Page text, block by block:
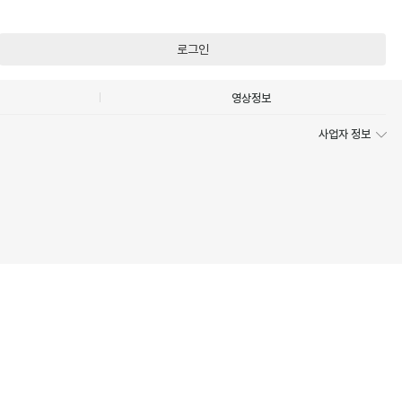
로그인
영상정보
사업자 정보